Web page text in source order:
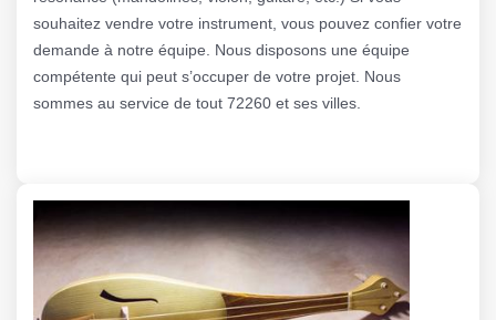
souhaitez vendre votre instrument, vous pouvez confier votre
demande à notre équipe. Nous disposons une équipe
compétente qui peut s’occuper de votre projet. Nous
sommes au service de tout 72260 et ses villes.